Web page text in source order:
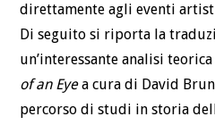
ACQUISTALO
DEFINIZIONI
DEFINIZIONE DI
direttamente agli eventi
Di seguito si riporta la
un’interessante analisi
of an Eyea cura di David
percorso di studi in storia